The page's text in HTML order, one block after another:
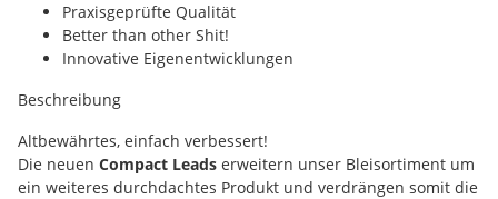
Praxisgeprüfte Qualität
Better than other Shit!
Innovative Eigenentwicklungen
Beschreibung
Altbewährtes, einfach verbessert!
Die neuen Compact Leads erweitern unser Bleisortiment um
ein weiteres durchdachtes Produkt und verdrängen somit die